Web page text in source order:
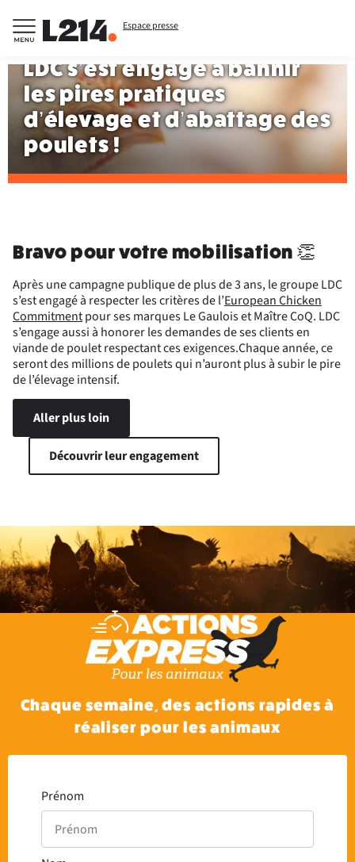
Espace presse
LDC s’est engagé à bannir
les pires pratiques
d’élevage et d’abattage des
poulets !
Bravo pour votre mobilisation 👏
Après une campagne publique de plus de 3 ans, le groupe LDC
s’est engagé à respecter les critères de l’European Chicken
Commitmentpour ses marques Le Gaulois et Maître CoQ. LDC
s’engage aussi à honorer les demandes de ses clients en
viande de poulet respectant ces exigences.Chaque année, ce
seront des millions de poulets qui n’auront plus à subir le pire
de l’élevage intensif.
Aller plus loin
Découvrir leur engagement
Chaque semaine, des actions rapides à
réaliser pour les animaux
Prénom